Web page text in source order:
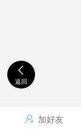
 加好友

返回